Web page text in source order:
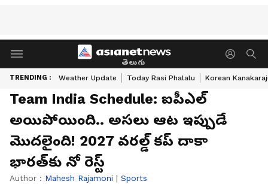
తెలుగు
TRENDING : Weather Update Today Rasi Phalalu Korean
Team India Schedule: ఐపీఎల్
అయిపోయింది.. అసలు ఆట ఇప్పుడే
మొదలైంది! 2027 వరల్డ్ కప్ దాకా
భారత్‌కు నో రెస్ట్
Author : Mahesh Rajamoni | Sports